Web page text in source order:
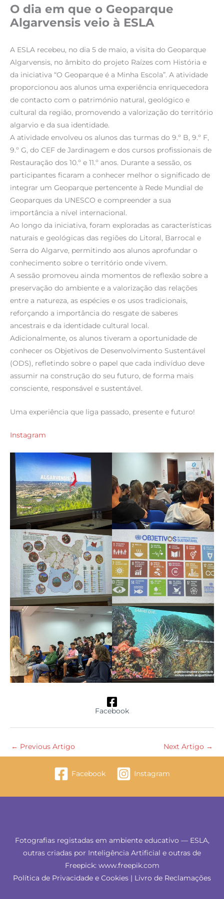
O dia em que o Geoparque
Algarvensis veio à ESLA
A ESLA recebeu, no dia 5 de maio, a visita do Geoparque
Algarvensis, no âmbito do projeto Raízes com História e
da iniciativa “O Geoparque é a Minha Escola”. A atividade
proporcionou aos alunos uma experiência enriquecedora
de contacto com o património natural, geológico e
cultural da região, promovendo a valorização do território
algarvio e da sua identidade.
A atividade envolveu os alunos das turmas do 9.º B, 9.º F,
9.º G, do CEF de Jardinagem e dos cursos profissionais de
Restauração dos 10.º e 11.º anos. Durante a sessão, os
participantes ficaram a conhecer melhor o significado de
integrar um Geoparque pertencente à Rede Mundial de
Geoparques da UNESCO e compreender a sua
importância a nível internacional.
Ao longo da iniciativa, foram exploradas as características
naturais e geológicas das regiões do Litoral, Barrocal e
Serra do Algarve, permitindo aos alunos aprofundar o
conhecimento sobre o território onde vivem.
A sessão promoveu ainda momentos de reflexão sobre a
preservação do ambiente e a valorização das relações
entre a natureza, as espécies e os usos tradicionais,
reforçando a importância do resgate de saberes
ancestrais e da identidade cultural local.
Adicionalmente, os alunos tiveram a oportunidade de
conhecer os Objetivos de Desenvolvimento Sustentável
(ODS), refletindo sobre o papel que cada indivíduo deve
assumir na construção do seu futuro, de forma mais
consciente, responsável e sustentável.
Uma experiência que liga passado, presente e futuro!
Instagram
Facebook
← Previous Artigo Next Artigo →
Facebook Instagram
Fotografias registadas em ambiente educativo — ESLA,
outras criadas por Inteligência Artificial e outras de
Freepick: www.freepik.com
Política de Privacidade e Cookies | Livro de Reclamações